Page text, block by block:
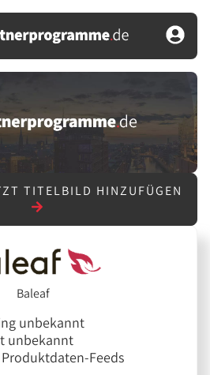
TITELBILD HINZUFÜGEN
Baleaf
unbekannt
unbekannt
Feeds